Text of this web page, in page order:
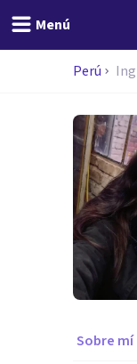
Menú
Perú
Sobre mí